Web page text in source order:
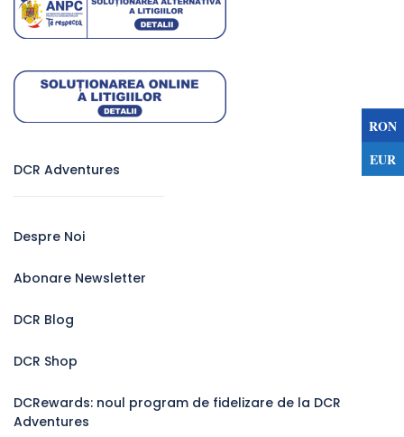
DCR Adventures
Despre Noi
Abonare Newsletter
DCR Blog
DCR Shop
DCRewards: noul program de fidelizare de la DCR
Adventures
RON
EUR